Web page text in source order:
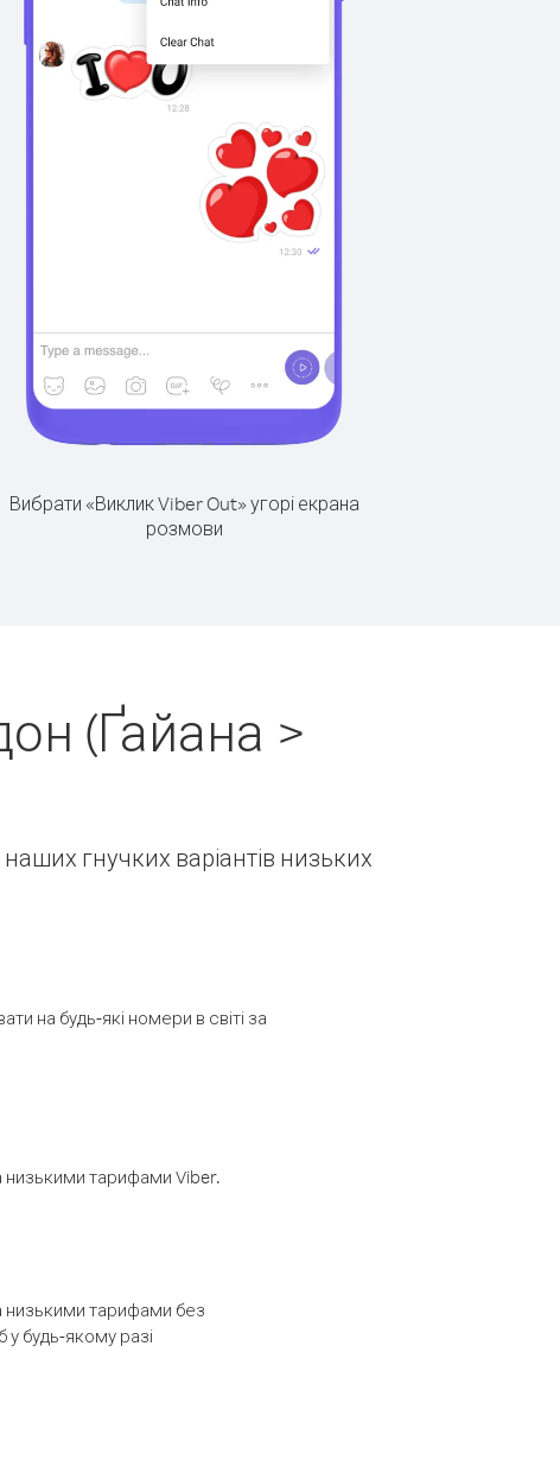
Вибрати «Виклик Viber Out» угорі екрана
розмови
(Ґайана >
гнучких варіантів низьких
на будь-які номери в світі за
низькими тарифами Viber.
низькими тарифами без
у будь-якому разі